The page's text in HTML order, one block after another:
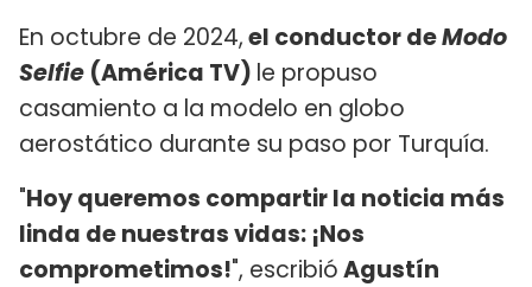
En octubre de 2024,el conductor deModo
Selfie (América TV) le propuso
casamiento a la modelo en globo
aerostático durante su paso por Turquía.
"Hoy queremos compartir la noticia más
linda de nuestras vidas: ¡Nos
comprometimos!", escribióAgustín